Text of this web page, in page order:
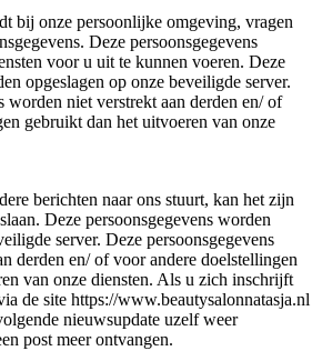
bij onze persoonlijke omgeving, vragen
Deze persoonsgegevens
voor u uit te kunnen voeren. Deze
opgeslagen op onze beveiligde server.
worden niet verstrekt aan derden en/ of
gebruikt dan het uitvoeren van onze
berichten naar ons stuurt, kan het zijn
Deze persoonsgegevens worden
server. Deze persoonsgegevens
derden en/ of voor andere doelstellingen
van onze diensten. Als u zich inschrijft
de site https://www.beautysalonnatasja.nl
nieuwsupdate uzelf weer
post meer ontvangen.